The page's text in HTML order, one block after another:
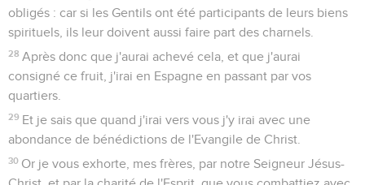
obligés : car si les Gentils ont été participants de leurs biens
spirituels, ils leur doivent aussi faire part des charnels.
28 Après donc que j'aurai achevé cela, et que j'aurai
consigné ce fruit, j'irai en Espagne en passant par vos
quartiers.
29 Et je sais que quand j'irai vers vous j'y irai avec une
abondance de bénédictions de l'Evangile de Christ.
30 Or je vous exhorte, mes frères, par notre Seigneur Jésus-